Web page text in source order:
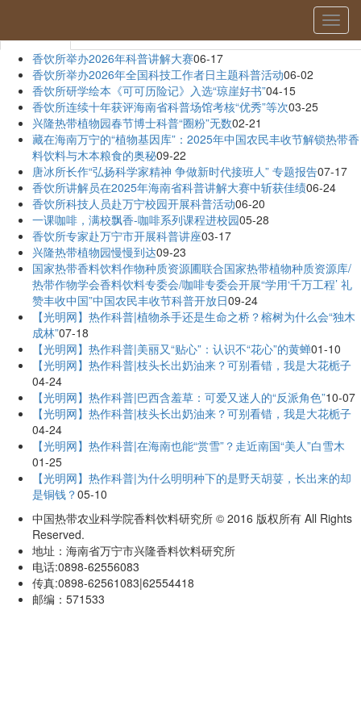
切
换
导
香饮所举办2026年科普讲解大赛06-17
香饮所举办2026年全国科技工作者日主题科普活动06-02
香饮所研学绘本《可可历险记》入选“琼崖好书”04-15
香饮所连续十年获评海南省科普场馆考核“优秀”等次03-25
兴隆热带植物园春节博士科普“圈粉”无数02-21
藏在海南万宁的“植物基因库”：2025年中国农民丰收节解锁热带香
料饮料与木本粮食的奥秘09-22
唐冰所长作“弘扬科学家精神 争做新时代接班人” 专题报告07-17
香饮所讲解员在2025年海南省科普讲解大赛中斩获佳绩06-24
香饮所科技人员赴万宁校园开展科普活动06-20
一课咖啡，满校飘香-咖啡系列课程进校园05-28
香饮所专家赴万宁市开展科普讲座03-17
兴隆热带植物园慢慢到达09-23
国家热带香料饮料作物种质资源圃联合国家热带植物种质资源库/
热带作物学会香料饮料专委会/咖啡专委会开展“学用‘千万工程’ 礼
赞丰收中国”中国农民丰收节科普开放日09-24
【光明网】热作科普|植物杀手还是生命之桥？榕树为什么会“独木
成林”07-18
【光明网】热作科普|美丽又“贴心”：认识不“花心”的黄蝉01-10
【光明网】热作科普|枝头长出奶油来？可别看错，我是大花栀子
04-24
【光明网】热作科普|巴西含羞草：可爱又迷人的“反派角色”10-07
【光明网】热作科普|枝头长出奶油来？可别看错，我是大花栀子
04-24
【光明网】热作科普|在海南也能“赏雪”？走近南国“美人”白雪木
01-25
【光明网】热作科普|为什么明明种下的是野天胡荽，长出来的却
是铜钱？05-10
中国热带农业科学院香料饮料研究所 © 2016 版权所有 All Rights
Reserved.
地址：海南省万宁市兴隆香料饮料研究所
电话:0898-62556083
传真:0898-62561083|62554418
邮编：571533